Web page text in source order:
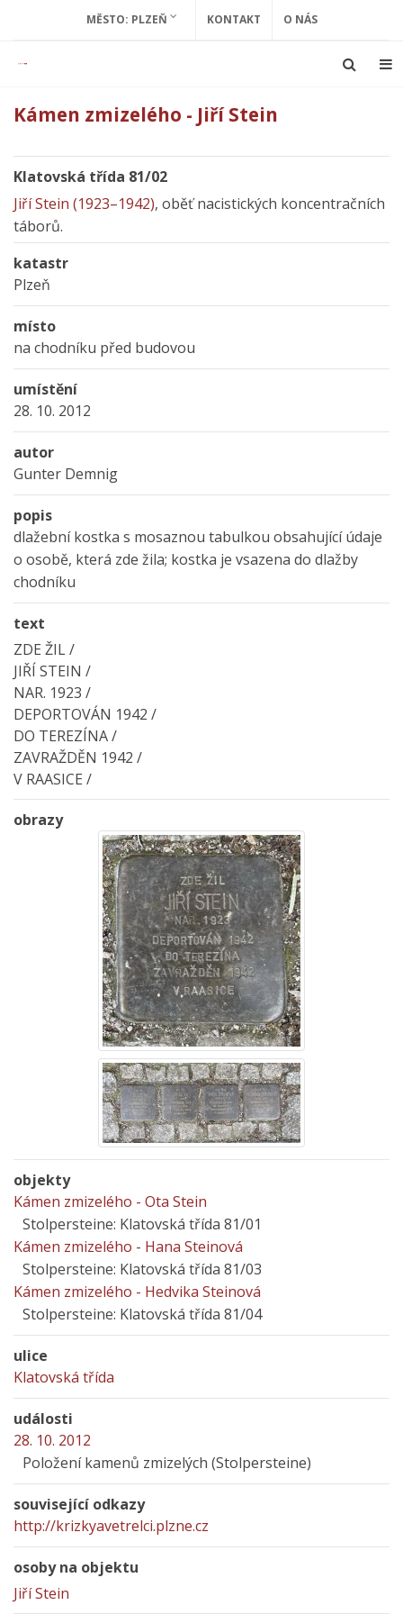
MĚSTO: PLZEŇ KONTAKT O NÁS
Kámen zmizelého - Jiří Stein
Klatovská třída 81/02
Jiří Stein (1923–1942), oběť nacistických koncentračních
táborů.
katastr
Plzeň
místo
na chodníku před budovou
umístění
28. 10. 2012
autor
Gunter Demnig
popis
dlažební kostka s mosaznou tabulkou obsahující údaje
o osobě, která zde žila; kostka je vsazena do dlažby
chodníku
text
ZDE ŽIL /
JIŘÍ STEIN /
NAR. 1923 /
DEPORTOVÁN 1942 /
DO TEREZÍNA /
ZAVRAŽDĚN 1942 /
V RAASICE /
obrazy
objekty
Kámen zmizelého - Ota Stein
Stolpersteine: Klatovská třída 81/01
Kámen zmizelého - Hana Steinová
Stolpersteine: Klatovská třída 81/03
Kámen zmizelého - Hedvika Steinová
Stolpersteine: Klatovská třída 81/04
ulice
Klatovská třída
události
28. 10. 2012
Položení kamenů zmizelých (Stolpersteine)
související odkazy
http://krizkyavetrelci.plzne.cz
osoby na objektu
Jiří Stein